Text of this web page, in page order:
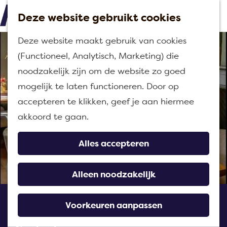
Deze website gebruikt cookies
Deze website maakt gebruik van cookies
(Functioneel, Analytisch, Marketing) die
noodzakelijk zijn om de website zo goed
mogelijk te laten functioneren. Door op
accepteren te klikken, geef je aan hiermee
akkoord te gaan.
Alles accepteren
Alleen noodzakelijk
Voorkeuren aanpassen
G
a
a
r
d
e
h
o
m
e
n
u
De Pastorie Klundert